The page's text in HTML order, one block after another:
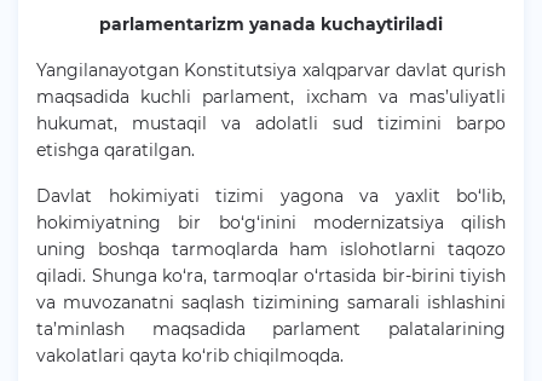
parlamentarizm yanada kuchaytiriladi
Yangilanayotgan Konstitutsiya xalqparvar davlat qurish
maqsadida kuchli parlament, ixcham va mas’uliyatli
hukumat, mustaqil va adolatli sud tizimini barpo
etishga qaratilgan.
Davlat hokimiyati tizimi yagona va yaxlit bo‘lib,
hokimiyatning bir bo‘g‘inini modernizatsiya qilish
uning boshqa tarmoqlarda ham islohotlarni taqozo
qiladi. Shunga ko‘ra, tarmoqlar o‘rtasida bir-birini tiyish
va muvozanatni saqlash tizimining samarali ishlashini
ta’minlash maqsadida parlament palatalarining
vakolatlari qayta ko‘rib chiqilmoqda.